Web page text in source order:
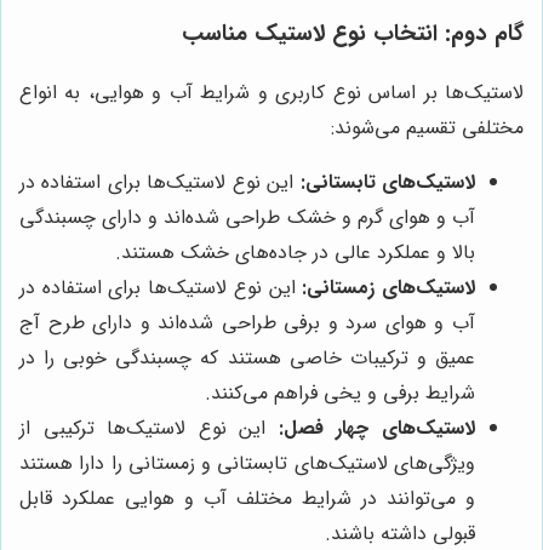
گام دوم: انتخاب نوع لاستیک مناسب
لاستیک‌ها بر اساس نوع کاربری و شرایط آب و هوایی، به انواع
مختلفی تقسیم می‌شوند:
لاستیک‌های تابستانی: این نوع لاستیک‌ها برای استفاده در
آب و هوای گرم و خشک طراحی شده‌اند و دارای چسبندگی
بالا و عملکرد عالی در جاده‌های خشک هستند.
لاستیک‌های زمستانی: این نوع لاستیک‌ها برای استفاده در
آب و هوای سرد و برفی طراحی شده‌اند و دارای طرح آج
عمیق و ترکیبات خاصی هستند که چسبندگی خوبی را در
شرایط برفی و یخی فراهم می‌کنند.
لاستیک‌های چهار فصل: این نوع لاستیک‌ها ترکیبی از
ویژگی‌های لاستیک‌های تابستانی و زمستانی را دارا هستند
و می‌توانند در شرایط مختلف آب و هوایی عملکرد قابل
قبولی داشته باشند.